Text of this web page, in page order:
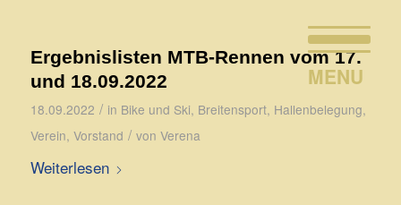
Ergebnislisten MTB-Rennen vom 17.
und 18.09.2022
18.09.2022 / in Bike und Ski, Breitensport, Hallenbelegung,
Verein, Vorstand / von Verena
Weiterlesen